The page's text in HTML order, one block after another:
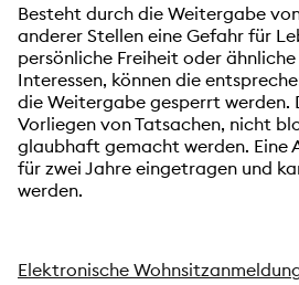
Besteht durch die Weitergabe
anderer Stellen eine Gefahr für
persönliche Freiheit oder
Interessen, können die
die Weitergabe gesperrt werden.
Vorliegen von Tatsachen, nicht
glaubhaft gemacht werden. Eine
für zwei Jahre eingetragen und
werden.
Elektronische